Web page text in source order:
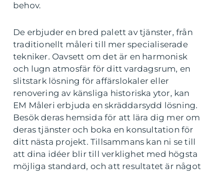
behov.
De erbjuder en bred palett av tjänster, från
traditionellt måleri till mer specialiserade
tekniker. Oavsett om det är en harmonisk
och lugn atmosfär för ditt vardagsrum, en
slitstark lösning för affärslokaler eller
renovering av känsliga historiska ytor, kan
EM Måleri erbjuda en skräddarsydd lösning.
Besök deras hemsida för att lära dig mer om
deras tjänster och boka en konsultation för
ditt nästa projekt. Tillsammans kan ni se till
att dina idéer blir till verklighet med högsta
möjliga standard, och att resultatet är något